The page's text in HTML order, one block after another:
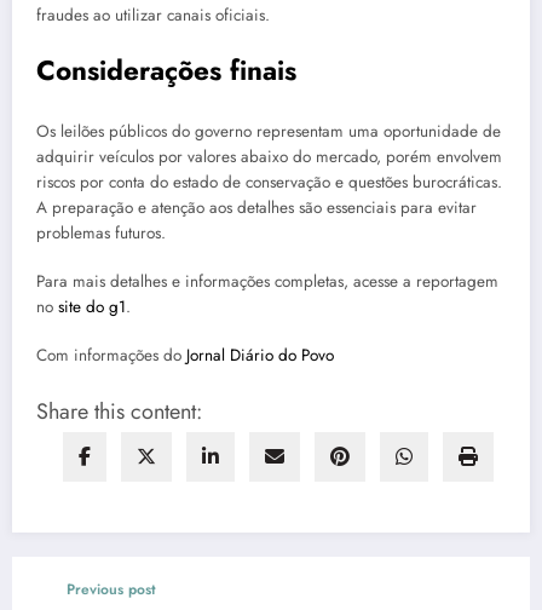
fraudes ao utilizar canais oficiais.
Considerações finais
Os leilões públicos do governo representam uma oportunidade de
adquirir veículos por valores abaixo do mercado, porém envolvem
riscos por conta do estado de conservação e questões burocráticas.
A preparação e atenção aos detalhes são essenciais para evitar
problemas futuros.
Para mais detalhes e informações completas, acesse a reportagem
no site do g1.
Com informações do Jornal Diário do Povo
Share this content:
Previous post